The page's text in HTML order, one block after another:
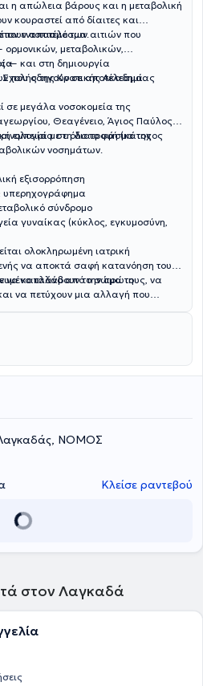
η απώλεια βάρους και η μεταβολική
κουραστεί από δίαιτες και
αποτέλεσμα.
εντοπισμό των αιτιών που
μεταβολικών,
— και στη δημιουργία
που οδηγούν σε αποτέλεσμα.
Σχολής της Κρατικής Ακαδημίας
σε μεγάλα νοσοκομεία της
Θεαγένειο, Άγιος Παύλος),
εμπειρία σε όλο το φάσμα της
νοσημάτων.
με τη διατροφή (κάτοχος
εξισορρόπηση
υπερηχογράφημα
σύνδρομο
γυναίκας (κύκλος, εγκυμοσύνη,
ολοκληρωμένη ιατρική
να αποκτά σαφή κατανόηση του
πλάνο από την πρώτη
να καταλάβουν το σώμα τους, να
να πετύχουν μια αλλαγή που
ΝΟΜΟΣ
Κλείσε ραντεβού
στον Λαγκαδά